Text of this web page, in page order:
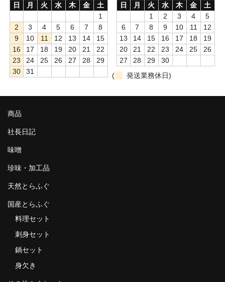
日
月 火 水 木 金
土
1
2
3 4 5 6 7
8
9
10 11 12 13 14
15
16
17 18 19 20 21
22
23
24 25 26 27 28
29
30
31
日
月 火 水 木 金
土
1
2 3 4
5
6
7 8 9 10 11
12
13
14 15 16 17 18
19
20
21 22 23 24 25
26
27
28 29
30
(
発送業務休日)
商品
社長日記
味噌
珍味・加工品
天然とらふぐ
国産とらふぐ
料理セット
刺身セット
鍋セット
身欠き